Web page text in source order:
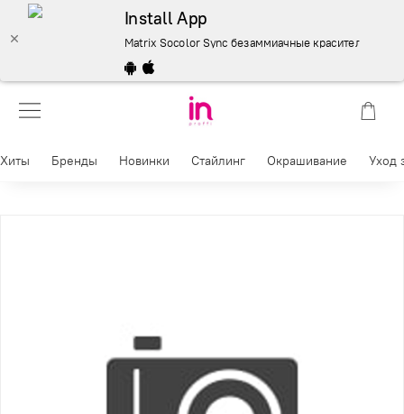
Install App
Matrix Socolor Sync безаммиачные красители 90
Хиты Бренды Новинки Стайлинг Окрашивание Уход